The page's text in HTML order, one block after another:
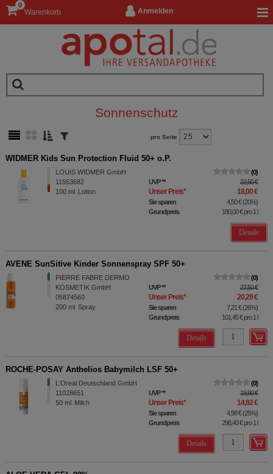
Anmelden
Warenkorb
0
Sonnenschutz
pro Seite
WIDMER Kids Sun Protection Fluid 50+ o.P.
LOUIS WIDMER GmbH
11553682
100 ml Lotion
0
UVP** 22,50 €
Unser Preis* 18,00 €
Sie sparen 4,50 €(20%)
Grundpreis
180,00 €pro 1 l
Details
AVENE SunSitive Kinder Sonnenspray SPF 50+
PIERRE FABRE DERMO
KOSMETIK GmbH
05874560
200 ml Spray
0
UVP** 27,50 €
Unser Preis* 20,29 €
Sie sparen 7,21 €(26%)
Grundpreis
101,45 €pro 1 l
Details
ROCHE-POSAY Anthelios Babymilch LSF 50+
L'Oreal Deutschland GmbH
11028651
50 ml Milch
0
UVP** 19,90 €
Unser Preis* 14,92 €
Sie sparen 4,98 €(25%)
Grundpreis
298,40 €pro 1 l
Details